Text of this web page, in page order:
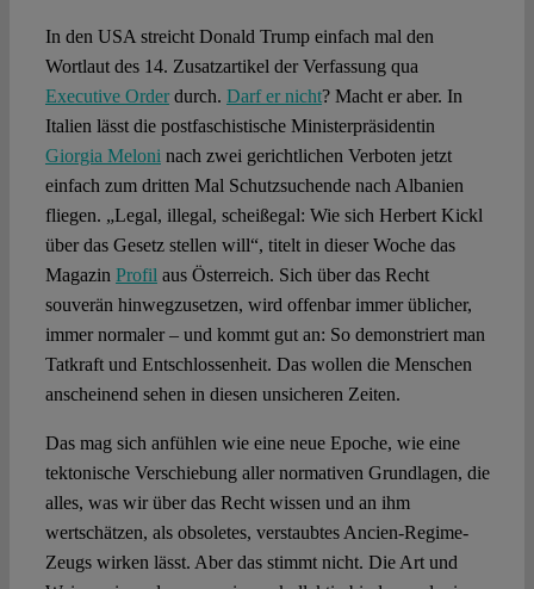
In den USA streicht Donald Trump einfach mal den
Wortlaut des 14. Zusatzartikel der Verfassung qua
Executive Orderdurch. Darf er nicht? Macht er aber. In
Italien lässt die postfaschistische Ministerpräsidentin
Giorgia Meloni nach zwei gerichtlichen Verboten jetzt
einfach zum dritten Mal Schutzsuchende nach Albanien
fliegen. „Legal, illegal, scheißegal: Wie sich Herbert Kickl
über das Gesetz stellen will“, titelt in dieser Woche das
Magazin Profil aus Österreich. Sich über das Recht
souverän hinwegzusetzen, wird offenbar immer üblicher,
immer normaler – und kommt gut an: So demonstriert man
Tatkraft und Entschlossenheit. Das wollen die Menschen
anscheinend sehen in diesen unsicheren Zeiten.
Das mag sich anfühlen wie eine neue Epoche, wie eine
tektonische Verschiebung aller normativen Grundlagen, die
alles, was wir über das Recht wissen und an ihm
wertschätzen, als obsoletes, verstaubtes Ancien-Regime-
Zeugs wirken lässt. Aber das stimmt nicht. Die Art und